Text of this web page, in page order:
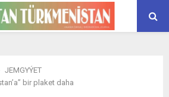
JEMGYÝET
bir plaket daha